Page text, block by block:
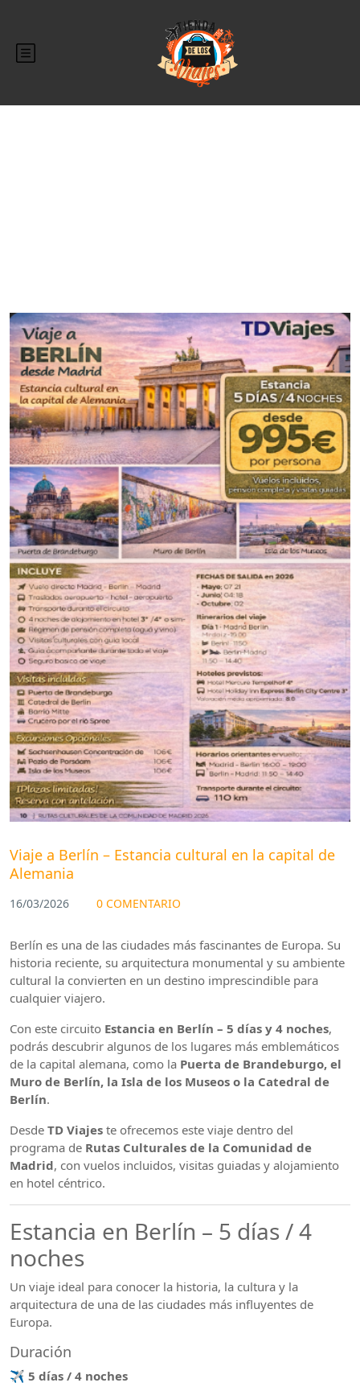
Blog
Viaje a Berlín – Estancia cultural en la capital de
Alemania
16/03/2026 0 COMENTARIO
Berlín es una de las ciudades más fascinantes de Europa. Su
historia reciente, su arquitectura monumental y su ambiente
cultural la convierten en un destino imprescindible para
cualquier viajero.
Con este circuito Estancia en Berlín – 5 días y 4 noches,
podrás descubrir algunos de los lugares más emblemáticos
de la capital alemana, como la Puerta de Brandeburgo, el
Muro de Berlín, la Isla de los Museos o la Catedral de
Berlín.
Desde TD Viajes te ofrecemos este viaje dentro del
programa de Rutas Culturales de la Comunidad de
Madrid, con vuelos incluidos, visitas guiadas y alojamiento
en hotel céntrico.
Estancia en Berlín – 5 días / 4
noches
Un viaje ideal para conocer la historia, la cultura y la
arquitectura de una de las ciudades más influyentes de
Europa.
Duración
✈ 5 días / 4 noches